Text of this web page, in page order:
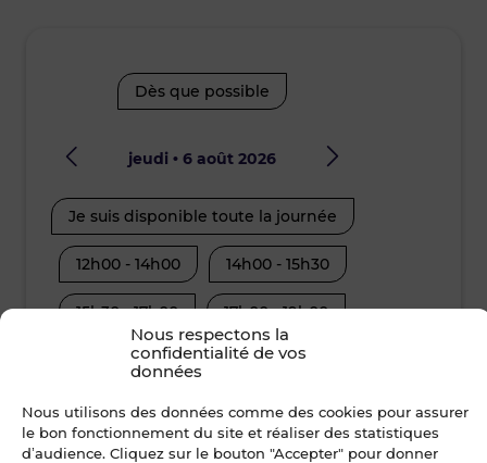
Nous respectons la
confidentialité de vos
données
Nous utilisons des données comme des cookies pour assurer
le bon fonctionnement du site et réaliser des statistiques
d’audience. Cliquez sur le bouton "Accepter" pour donner
Dès que possible
jeudi • 6 août 2026
Je suis disponible toute la journée
12h00 - 14h00 14h00 - 15h30
15h30 - 17h00 17h00 - 19h00 12h00 -